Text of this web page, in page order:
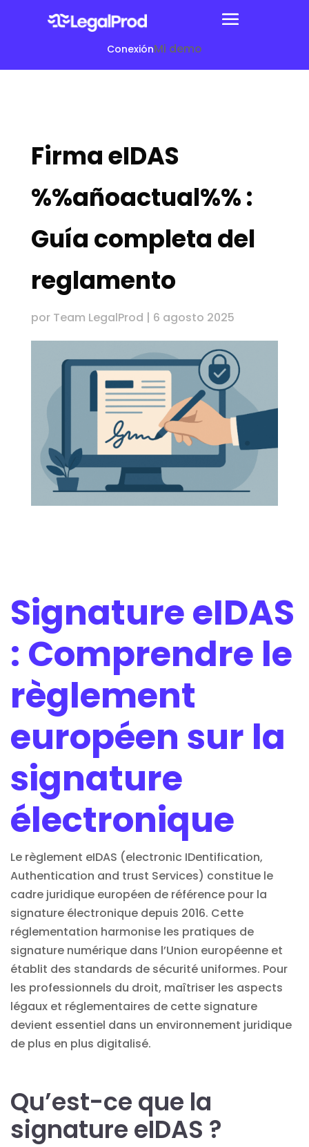
ConexiónMi demo
Firma eIDAS
%%añoactual%% :
Guía completa del
reglamento
por Team LegalProd | 6 agosto 2025
Signature eIDAS
: Comprendre le
règlement
européen sur la
signature
électronique
Le règlement eIDAS (electronic IDentification,
Authentication and trust Services) constitue le
cadre juridique européen de référence pour la
signature électronique depuis 2016. Cette
réglementation harmonise les pratiques de
signature numérique dans l’Union européenne et
établit des standards de sécurité uniformes. Pour
les professionnels du droit, maîtriser les aspects
légaux et réglementaires de cette signature
devient essentiel dans un environnement juridique
de plus en plus digitalisé.
Qu’est-ce que la
signature eIDAS ?